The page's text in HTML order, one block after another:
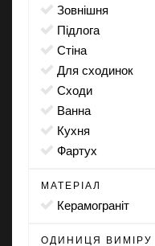
зовнішня
підлога
стіна
для сходинок
сходи
ванна
кухня
фартух
МАТЕРІАЛ
Керамограніт
ОДИНИЦЯ ВИМІРУ